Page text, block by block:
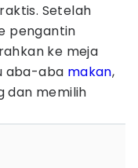
Setelah
pengantin
ke meja
aba-aba makan,
dan memilih